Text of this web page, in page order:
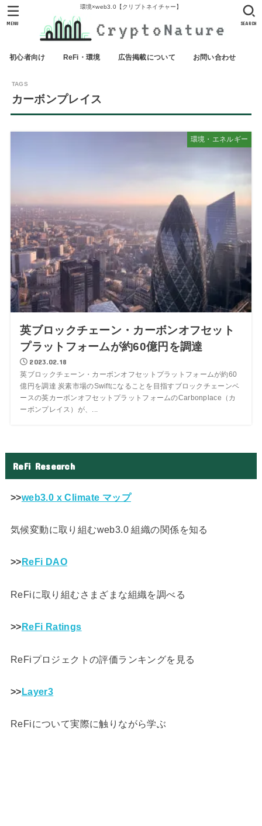
環境×web3.0【クリプトネイチャー】
初心者向け ReFi・環境 広告掲載について お問い合わせ
SEARCH
MENU
カーボンプレイス
環境・エネルギー
英ブロックチェーン・カーボンオフセット
プラットフォームが約60億円を調達
2023.02.18
英ブロックチェーン・カーボンオフセットプラットフォームが約60
億円を調達 炭素市場のSwiftになることを目指すブロックチェーンベ
ースの英カーボンオフセットプラットフォームのCarbonplace（カ
ーボンプレイス）が、...
ReFi Research
>>web3.0 x Climate マップ
気候変動に取り組むweb3.0 組織の関係を知る
>> ReFi DAO
ReFiに取り組むさまざまな組織を調べる
>>ReFi Ratings
ReFiプロジェクトの評価ランキングを見る
>>Layer3
ReFiについて実際に触りながら学ぶ